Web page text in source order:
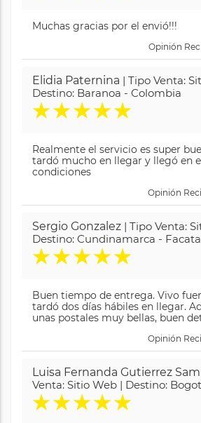
Muchas gracias por el envió!!!
Opinión
Elidia Paternina | Tipo Venta:
Destino: Baranoa - Colombia
★★★★★
Realmente el servicio es super
tardó mucho en llegar y llegó en
condiciones
Opinión
Sergio Gonzalez | Tipo Venta:
Destino: Cundinamarca -
★★★★★
Buen tiempo de entrega. Vivo
tardó dos días hábiles en llegar.
unas postales muy bellas, buen
Opinión
Luisa Fernanda Gutierrez
Venta: Sitio Web | Destino:
★★★★★